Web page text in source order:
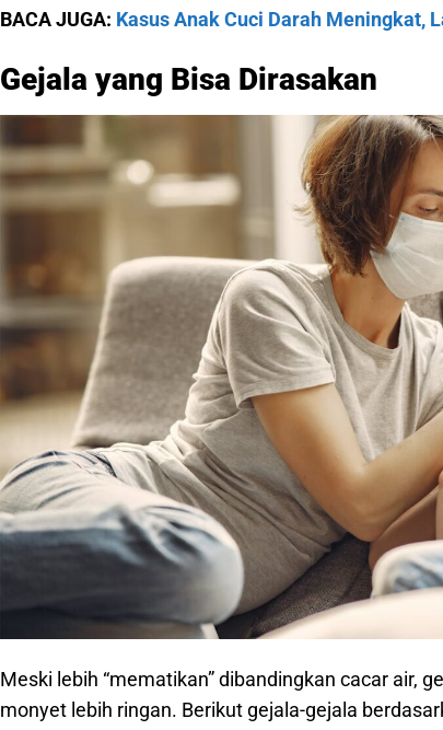
BACA JUGA: Kasus Anak Cuci Darah Meningkat,
Gejala yang Bisa Dirasakan
Meski lebih “mematikan” dibandingkan cacar air,
monyet lebih ringan. Berikut gejala-gejala